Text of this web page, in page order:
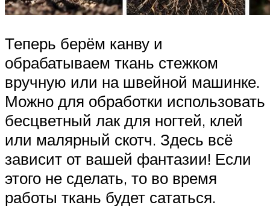
Теперь берём канву и
обрабатываем ткань стежком
вручную или на швейной машинке.
Можно для обработки использовать
бесцветный лак для ногтей, клей
или малярный скотч. Здесь всё
зависит от вашей фантазии! Если
этого не сделать, то во время
работы ткань будет сататься.